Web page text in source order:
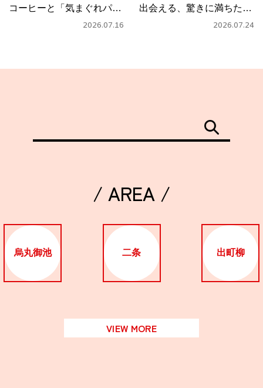
コーヒーと「気まぐれパス
2026.07.16
出会える、驚きに満ちたカ
2026.07.24
/ AREA /
烏丸御池 二条 出町柳
VIEW MORE